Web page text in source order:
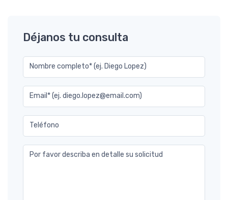
Déjanos tu consulta
Nombre completo* (ej. Diego Lopez)
Email* (ej. diego.lopez@email.com)
Teléfono
Por favor describa en detalle su solicitud